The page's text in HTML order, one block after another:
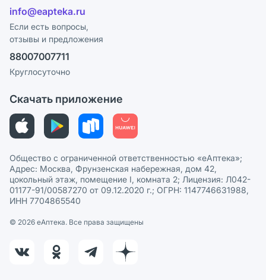
Блог
Лицензия
Реклама на сайте
Ваши товары на ЕАПТЕКЕ
Программа СберСпасибо
Политика конфиденциальности
Пользовательское соглашение
Политика рекомендаций
Этика и соответствие
Политика в отношении обработки персональных данных
info@eapteka.ru
Если есть вопросы,
отзывы и предложения
88007007711
Круглосуточно
Скачать приложение
Общество с ограниченной ответственностью «еАптека»;
Адрес: Москва, Фрунзенская набережная, дом 42,
цокольный этаж, помещение I, комната 2; Лицензия: Л042-
01177-91/00587270 от 09.12.2020 г.; ОГРН: 1147746631988,
ИНН 7704865540
© 2026 eАптека. Все права защищены